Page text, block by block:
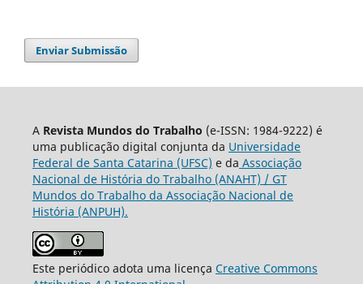
Enviar Submissão
A Revista Mundos do Trabalho (e-ISSN: 1984-9222) é
uma publicação digital conjunta da Universidade
Federal de Santa Catarina (UFSC) e da Associação
Nacional de História do Trabalho (ANAHT) / GT
Mundos do Trabalho da Associação Nacional de
História (ANPUH).
Este periódico adota uma licença Creative Commons